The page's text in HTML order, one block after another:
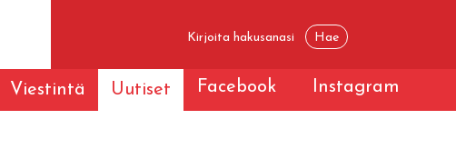
Viestintä Uutiset Facebook Instagram